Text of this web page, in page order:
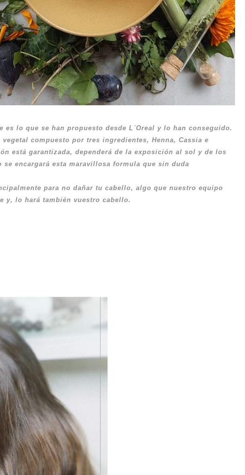
es lo que se han propuesto desde L´Oreal y lo han conseguido.
vegetal compuesto por tres ingredientes, Henna, Cassia e
está garantizada, dependerá de la exposición al sol y de los
se encargará esta maravillosa formula que sin duda
para no dañar tu cabello, algo que nuestro equipo
y, lo hará también vuestro cabello.